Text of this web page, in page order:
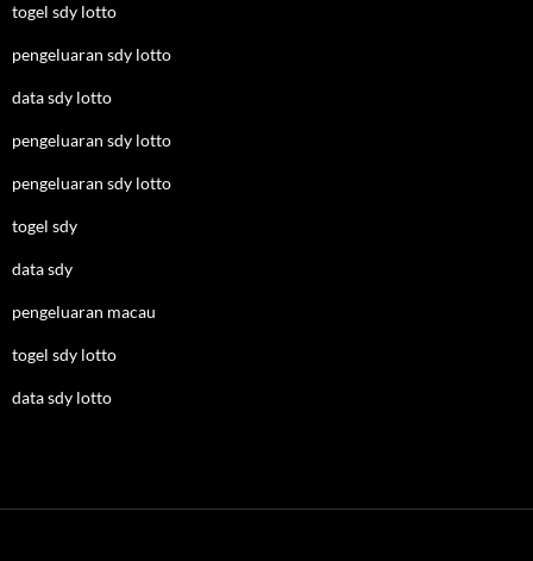
togel sdy lotto
pengeluaran sdy lotto
data sdy lotto
pengeluaran sdy lotto
pengeluaran sdy lotto
togel sdy
data sdy
pengeluaran macau
togel sdy lotto
data sdy lotto